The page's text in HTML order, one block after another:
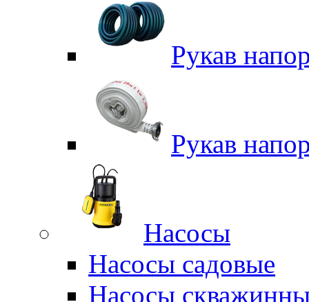
Рукав
Рукав
Насосы
Насосы садовые
Насосы